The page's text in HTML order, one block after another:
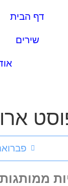
דף הבית
שירים
פברואר 3,